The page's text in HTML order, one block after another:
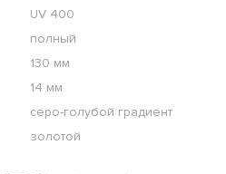
UV 400
полный
130 мм
14 мм
серо-голубой градиент
золотой